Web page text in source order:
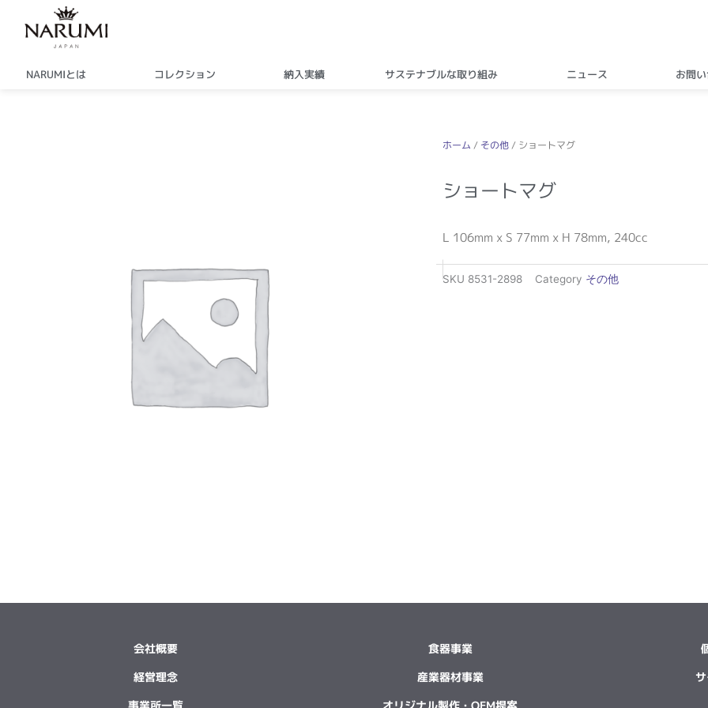
NARUMIとは コレクション 納入実績 サステナブルな取り組み ニュース お問
ホーム / その他 / ショートマグ
ショートマグ
L 106mm x S 77mm x H 78mm, 240cc
SKU 8531-2898 Category その他
会社概要
経営理念
事業所一覧
食器事業
産業器材事業
オリジナル製作・OEM提案